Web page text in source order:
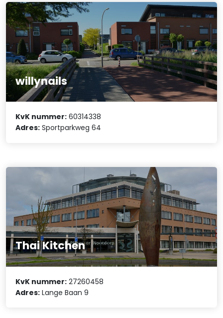
willynails
KvK nummer: 60314338
Adres: Sportparkweg 64
Thai Kitchen
KvK nummer: 27260458
Adres: Lange Baan 9